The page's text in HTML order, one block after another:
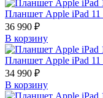
Планшет Apple iPad 11
36 990 ₽
В корзину
Планшет Apple iPad 11
34 990 ₽
В корзину